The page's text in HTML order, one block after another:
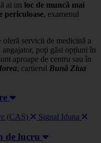
ai un loc de muncă mai
periculoase, examenul
servicii de medicină a
poți găsi opțiuni în
aproape de centru sau în
, cartierul Bună Ziua
(CAS) Signal Iduna
de lucru